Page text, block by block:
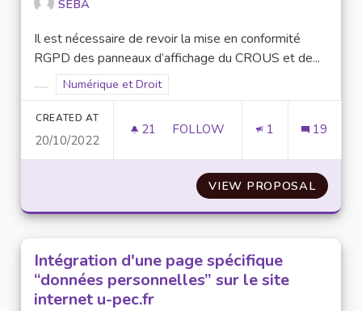
SEBA
Il est nécessaire de revoir la mise en conformité
RGPD des panneaux d’affichage du CROUS et de...
Filter results for category:
Filter results for scope: Numérique et Droit
Numérique et Droit
CREATED AT
20/10/2022
21 21 FOLLOWERS
FOLLOW 1 19
VIEW PROPOSALMISE
Intégration d'une page spécifique
“données personnelles” sur le site
internet u-pec.fr